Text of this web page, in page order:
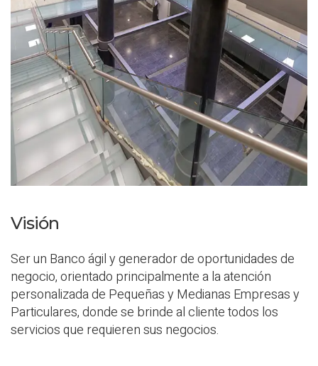
Visión
Ser un Banco ágil y generador de oportunidades de
negocio, orientado principalmente a la atención
personalizada de Pequeñas y Medianas Empresas y
Particulares, donde se brinde al cliente todos los
servicios que requieren sus negocios.